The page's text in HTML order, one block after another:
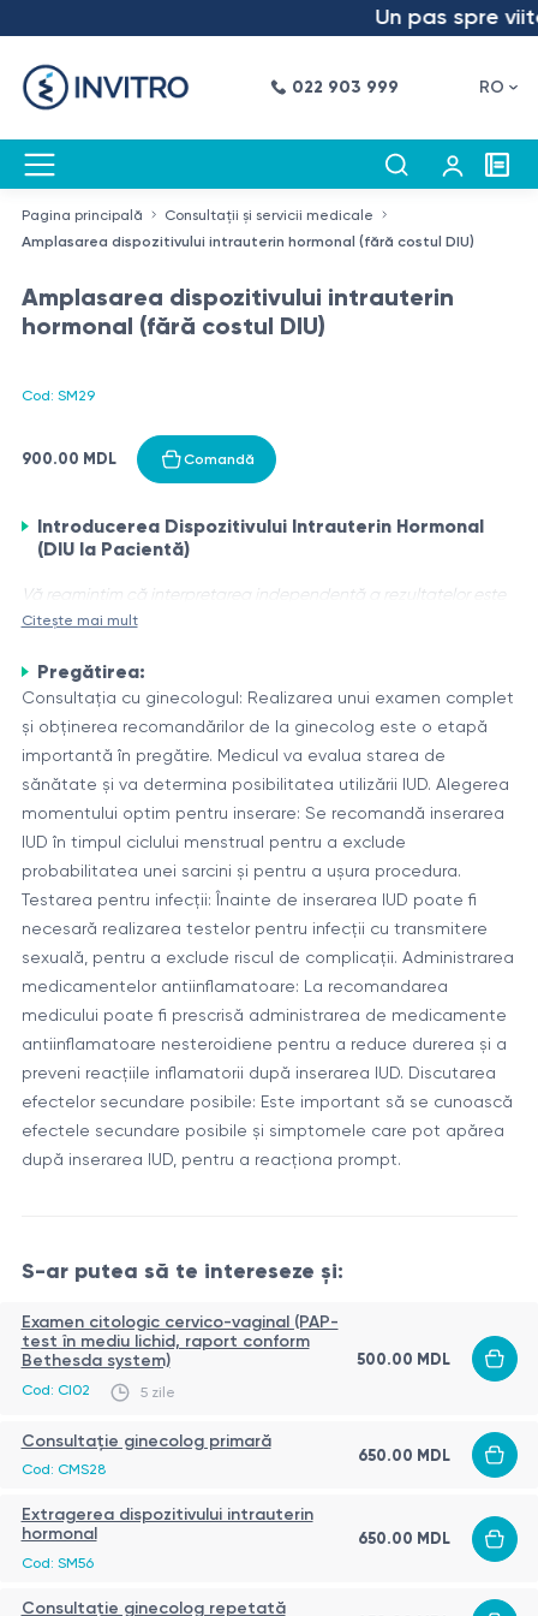
Un pas spre
022 903 999 RO
Pagina principală
Consultații și servicii medicale
Amplasarea dispozitivului intrauterin hormonal (fără costul DIU)
Amplasarea dispozitivului intrauterin
hormonal (fără costul DIU)
Cod: SM29
900.00 MDL Comandă
Introducerea Dispozitivului Intrauterin Hormonal
(DIU la Pacientă)
Vă reamintim că interpretarea independentă a rezultatelor este
inacceptabilă; informațiile de mai jos sunt doar cu caracter
Dispozitivul intrauterin hormonal (DIU) este o metodă de
contracepție foarte eficientă și reversibilă. Este un dispozitiv
mic și flexibil în formă de "T" care este introdus în cavitatea
uterină de către un profesionist medical calificat. În funcție
de tipul de DIU, acesta poate conține hormoni (progestin)
sau nu.
Principiul de funcționare al DIU hormonal
DIU hormonal eliberează o cantitate mică de hormon sintetic
progestin direct în uter. Progestinul are următoarele efecte,
care împiedică sarcina:
Modifică compoziția mucusului cervical, îngreunând
înaintarea spermatozoizilor.
Provoacă subțierea mucoasei uterine, împiedicând
implantarea ovulului fertilizat.
Poate suprima ovulația (eliberarea ovulului) la unele
femei.
DIU hormonal oferă protecție sigură împotriva sarcinii
nedorite pentru o perioadă de 3 până la 5 ani, în funcție de
tipul de DIU.
Component Descriere
Confecționat din plastic flexibil, conține un
verticală
Firele
acestuia dacă este necesar.
Introducerea DIU hormonal este efectuată de un profesionist
medical calificat în condiții sterile. În general, procedura este
rapidă și nedureroasă, dar unele femei pot resimți un
disconfort ușor.
Rolul introducerii dispozitivului intrauterin hormonal
DIU hormonal este o metodă eficientă de contracepție
reversibilă pentru femei. Rolul său principal constă în
prevenirea sarcinii nedorite prin eliberarea unei cantități mici
de hormon sintetic (levonorgestrel) direct în cavitatea
Indicații pentru introducerea dispozitivului intrauterin
Citește mai mult
Pregătirea:
Consultația cu ginecologul: Realizarea unui examen complet
și obținerea recomandărilor de la ginecolog este o etapă
importantă în pregătire. Medicul va evalua starea de
sănătate și va determina posibilitatea utilizării IUD. Alegerea
momentului optim pentru inserare: Se recomandă inserarea
IUD în timpul ciclului menstrual pentru a exclude
probabilitatea unei sarcini și pentru a ușura procedura.
Testarea pentru infecții: Înainte de inserarea IUD poate fi
necesară realizarea testelor pentru infecții cu transmitere
sexuală, pentru a exclude riscul de complicații. Administrarea
medicamentelor antiinflamatoare: La recomandarea
medicului poate fi prescrisă administrarea de medicamente
antiinflamatoare nesteroidiene pentru a reduce durerea și a
preveni reacțiile inflamatorii după inserarea IUD. Discutarea
efectelor secundare posibile: Este important să se cunoască
efectele secundare posibile și simptomele care pot apărea
după inserarea IUD, pentru a reacționa prompt.
S-ar putea să te intereseze și:
Examen citologic cervico-vaginal (PAP-
test în mediu lichid, raport conform
Bethesda system)
Cod: CI02 5 zile
500.00 MDL
Consultație ginecolog primară
Cod: CMS28
650.00 MDL
Extragerea dispozitivului intrauterin
hormonal
Cod: SM56
650.00 MDL
Consultație ginecolog repetată